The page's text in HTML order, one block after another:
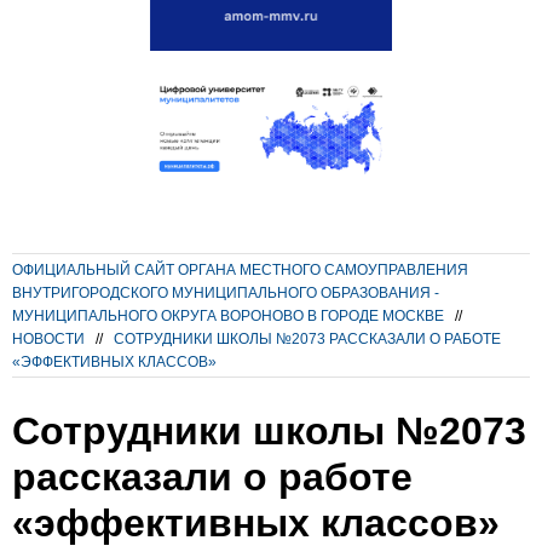
ОФИЦИАЛЬНЫЙ САЙТ ОРГАНА МЕСТНОГО САМОУПРАВЛЕНИЯ
ВНУТРИГОРОДСКОГО МУНИЦИПАЛЬНОГО ОБРАЗОВАНИЯ -
МУНИЦИПАЛЬНОГО ОКРУГА ВОРОНОВО В ГОРОДЕ МОСКВЕ
//
НОВОСТИ
//
СОТРУДНИКИ ШКОЛЫ №2073 РАССКАЗАЛИ О РАБОТЕ
«ЭФФЕКТИВНЫХ КЛАССОВ»
Сотрудники школы №2073
рассказали о работе
«эффективных классов»